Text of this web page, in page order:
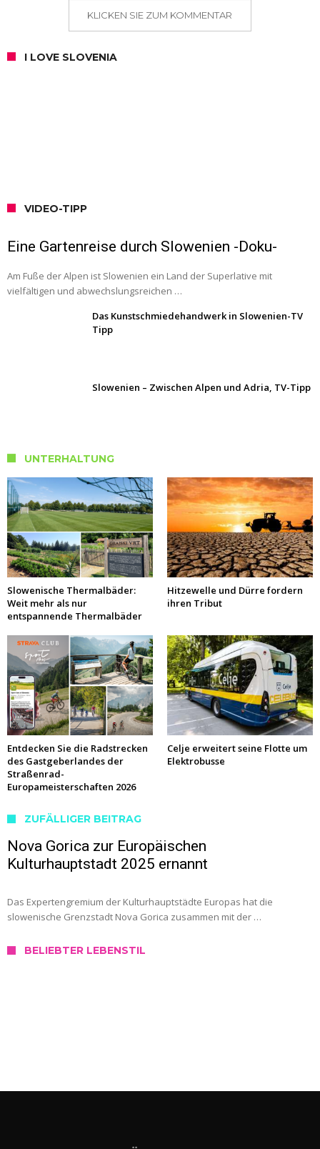
KLICKEN SIE ZUM KOMMENTAR
I LOVE SLOVENIA
VIDEO-TIPP
Eine Gartenreise durch Slowenien -Doku-
Am Fuße der Alpen ist Slowenien ein Land der Superlative mit
vielfältigen und abwechslungsreichen …
Das Kunstschmiedehandwerk in Slowenien-TV
Tipp
Slowenien – Zwischen Alpen und Adria, TV-Tipp
UNTERHALTUNG
Slowenische Thermalbäder:
Weit mehr als nur
entspannende Thermalbäder
Hitzewelle und Dürre fordern
ihren Tribut
Entdecken Sie die Radstrecken
des Gastgeberlandes der
Straßenrad-
Europameisterschaften 2026
Celje erweitert seine Flotte um
Elektrobusse
ZUFÄLLIGER BEITRAG
Nova Gorica zur Europäischen
Kulturhauptstadt 2025 ernannt
Das Expertengremium der Kulturhauptstädte Europas hat die
slowenische Grenzstadt Nova Gorica zusammen mit der …
BELIEBTER LEBENSTIL